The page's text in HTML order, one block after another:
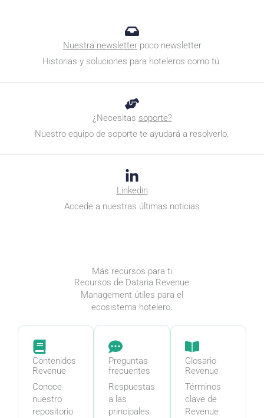
Nuestra newsletterpoco newsletter
Historias y soluciones para hoteleros como tú.
¿Necesitas soporte?
Nuestro equipo de soporte te ayudará a resolverlo.
Linkedin
Accede a nuestras últimas noticias
Más recursos para ti
Recursos de Dataria Revenue
Management útiles para el
ecosistema hotelero.
Contenidos
Revenue
Conoce
nuestro
repositorio
Preguntas
frecuentes
Respuestas
a las
principales
Glosario
Revenue
Términos
clave de
Revenue